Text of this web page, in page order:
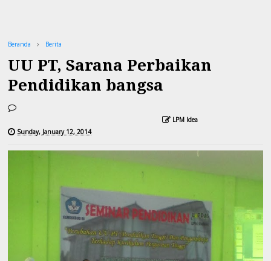
Beranda Berita
UU PT, Sarana Perbaikan
Pendidikan bangsa
LPM Idea
Sunday, January 12, 2014